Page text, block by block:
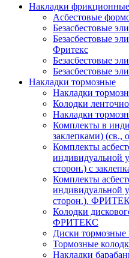
Накладки фрикционные
Асбестовые
Безасбестовые
Безасбестовые
Фритекс
Безасбестовые
Безасбестовые
Накладки тормозные
Накладки
Колодки
Накладки
Комплекты в
заклепками)
Комплекты
индивидуальной
сторон.) c
Комплекты
индивидуальной
сторон.).
Колодки
ФРИТЕКС
Диски
Тормозные
Накладки